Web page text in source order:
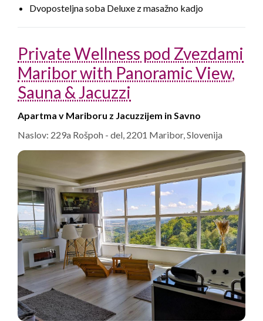
Dvoposteljna soba Deluxe z masažno kadjo
Private Wellness pod Zvezdami
Maribor with Panoramic View,
Sauna & Jacuzzi
Apartma v Mariboru z Jacuzzijem in Savno
Naslov: 229a Rošpoh - del, 2201 Maribor, Slovenija